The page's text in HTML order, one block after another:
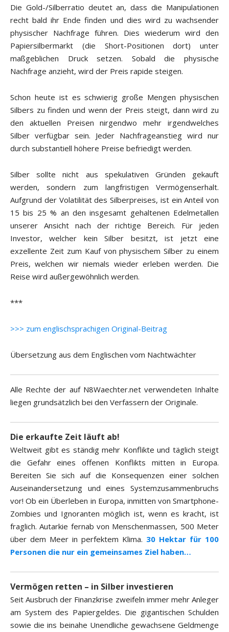
Die Gold-/Silberratio deutet an, dass die Manipulationen
recht bald ihr Ende finden und dies wird zu wachsender
physischer Nachfrage führen. Dies wiederum wird den
Papiersilbermarkt (die Short-Positionen dort) unter
maßgeblichen Druck setzen. Sobald die physische
Nachfrage anzieht, wird der Preis rapide steigen.
Schon heute ist es schwierig große Mengen physischen
Silbers zu finden und wenn der Preis steigt, dann wird zu
den aktuellen Preisen nirgendwo mehr irgendwelches
Silber verfügbar sein. Jeder Nachfrageanstieg wird nur
durch substantiell höhere Preise befriedigt werden.
Silber sollte nicht aus spekulativen Gründen gekauft
werden, sondern zum langfristigen Vermögenserhalt.
Aufgrund der Volatilität des Silberpreises, ist ein Anteil von
15 bis 25 % an den insgesamt gehaltenen Edelmetallen
unserer Ansicht nach der richtige Bereich. Für jeden
Investor, welcher kein Silber besitzt, ist jetzt eine
exzellente Zeit zum Kauf von physischem Silber zu einem
Preis, welchen wir niemals wieder erleben werden. Die
Reise wird außergewöhnlich werden.
***
>>> zum englischsprachigen Original-Beitrag
Übersetzung aus dem Englischen vom Nachtwächter
Alle Rechte der auf N8Waechter.net verwendeten Inhalte
liegen grundsätzlich bei den Verfassern der Originale.
Die erkaufte Zeit läuft ab!
Weltweit gibt es ständig mehr Konflikte und täglich steigt
die Gefahr eines offenen Konflikts mitten in Europa.
Bereiten Sie sich auf die Konsequenzen einer solchen
Auseinandersetzung und eines Systemzusammenbruchs
vor! Ob ein Überleben in Europa, inmitten von Smartphone-
Zombies und Ignoranten möglich ist, wenn es kracht, ist
fraglich. Autarkie fernab von Menschenmassen, 500 Meter
über dem Meer in perfektem Klima. 30 Hektar für 100
Personen die nur ein gemeinsames Ziel haben…
Vermögen retten – in Silber investieren
Seit Ausbruch der Finanzkrise zweifeln immer mehr Anleger
am System des Papiergeldes. Die gigantischen Schulden
sowie die ins beinahe Unendliche gewachsene Geldmenge